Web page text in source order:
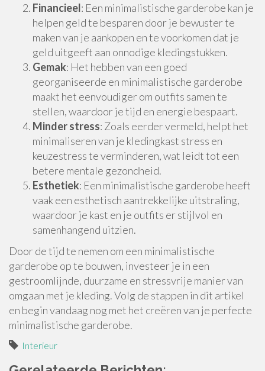
Financieel: Een minimalistische garderobe kan je
helpen geld te besparen door je bewuster te
maken van je aankopen en te voorkomen dat je
geld uitgeeft aan onnodige kledingstukken.
Gemak: Het hebben van een goed
georganiseerde en minimalistische garderobe
maakt het eenvoudiger om outfits samen te
stellen, waardoor je tijd en energie bespaart.
Minder stress: Zoals eerder vermeld, helpt het
minimaliseren van je kledingkast stress en
keuzestress te verminderen, wat leidt tot een
betere mentale gezondheid.
Esthetiek: Een minimalistische garderobe heeft
vaak een esthetisch aantrekkelijke uitstraling,
waardoor je kast en je outfits er stijlvol en
samenhangend uitzien.
Door de tijd te nemen om een minimalistische
garderobe op te bouwen, investeer je in een
gestroomlijnde, duurzame en stressvrije manier van
omgaan met je kleding. Volg de stappen in dit artikel
en begin vandaag nog met het creëren van je perfecte
minimalistische garderobe.
Interieur